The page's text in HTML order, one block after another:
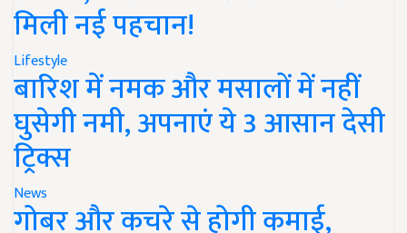
मिली नई पहचान!
Lifestyle
बारिश में नमक और मसालों में नहीं
घुसेगी नमी, अपनाएं ये 3 आसान देसी
ट्रिक्स
News
गोबर और कचरे से होगी कमाई,